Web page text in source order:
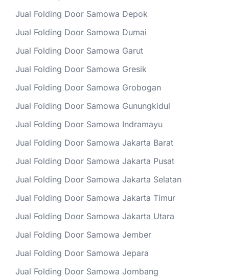
Jual Folding Door Samowa Depok
Jual Folding Door Samowa Dumai
Jual Folding Door Samowa Garut
Jual Folding Door Samowa Gresik
Jual Folding Door Samowa Grobogan
Jual Folding Door Samowa Gunungkidul
Jual Folding Door Samowa Indramayu
Jual Folding Door Samowa Jakarta Barat
Jual Folding Door Samowa Jakarta Pusat
Jual Folding Door Samowa Jakarta Selatan
Jual Folding Door Samowa Jakarta Timur
Jual Folding Door Samowa Jakarta Utara
Jual Folding Door Samowa Jember
Jual Folding Door Samowa Jepara
Jual Folding Door Samowa Jombang